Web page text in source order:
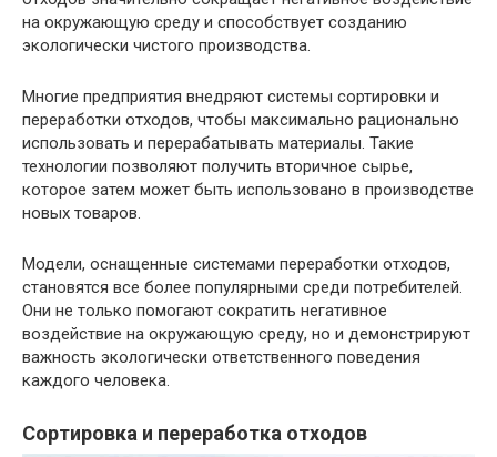
на окружающую среду и способствует созданию
экологически чистого производства.
Многие предприятия внедряют системы сортировки и
переработки отходов, чтобы максимально рационально
использовать и перерабатывать материалы. Такие
технологии позволяют получить вторичное сырье,
которое затем может быть использовано в производстве
новых товаров.
Модели, оснащенные системами переработки отходов,
становятся все более популярными среди потребителей.
Они не только помогают сократить негативное
воздействие на окружающую среду, но и демонстрируют
важность экологически ответственного поведения
каждого человека.
Сортировка и переработка отходов